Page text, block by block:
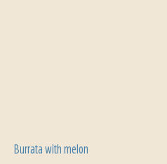
Burrata with melon